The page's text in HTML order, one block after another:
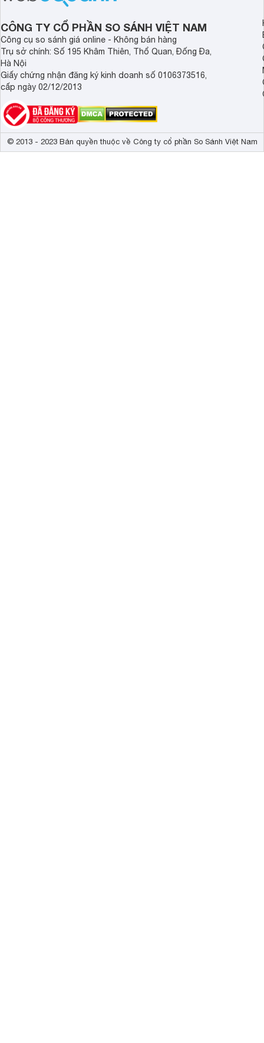
đủ sức thuyết phục người dùng?
CÔNG TY CỔ PHẦN SO SÁNH VIỆT NAM
Công cụ so sánh giá online - Không bán hàng
Trụ sở chính: Số 195 Khâm Thiên, Thổ Quan, Đống Đa,
Hà Nội
Giấy chứng nhận đăng ký kinh doanh số 0106373516,
cấp ngày 02/12/2013
© 2013 - 2023 Bản quyền thuộc về Công ty cổ phần So Sánh Việt Nam